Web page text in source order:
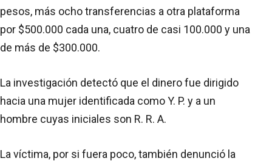
pesos, más ocho transferencias a otra plataforma
por $500.000 cada una, cuatro de casi 100.000 y una
de más de $300.000.
La investigación detectó que el dinero fue dirigido
hacia una mujer identificada como Y. P. y a un
hombre cuyas iniciales son R. R. A.
La víctima, por si fuera poco, también denunció la